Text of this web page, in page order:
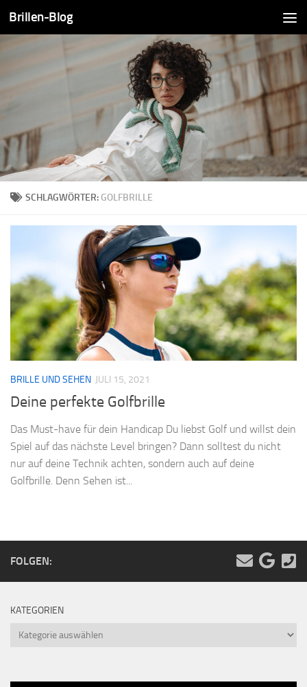
Zum Inhalt springen
Brillen-Blog
SCHLAGWÖRTER: GOLFBRILLE
BRILLE UND SEHEN JULI 15, 2021
Deine perfekte Golfbrille
Das Must-have für dein Handicap Du liebst Golf und willst dein
Spiel auf das nächste Level bringen? Dann solltest du nicht
nur auf deine Technik achten, sondern auch auf deine
Golfbrille. Denn Sehen ist...
FOLGEN:
KATEGORIEN
Kategorien